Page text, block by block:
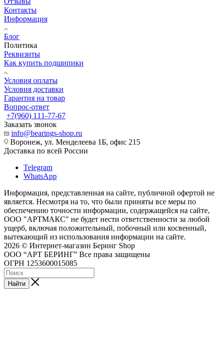
Контакты
Информация
Блог
Политика
Реквизиты
Как купить подшипики
Условия оплаты
Условия доставки
Гарантия на товар
Вопрос-ответ
+7(960) 111-77-67
Заказать звонок
info@bearings-shop.ru
Воронеж, ул. Менделеева 1Б, офис 215
Доставка по всей России
Telegram
WhatsApp
Информация, представленная на сайте, публичной офертой не
является. Несмотря на то, что были приняты все меры по
обеспечению точности информации, содержащейся на сайте,
ООО "АРТМАКС" не будет нести ответственности за любой
ущерб, включая положительный, побочный или косвенный,
вытекающий из использования информации на сайте.
2026 © Интернет-магазин Беринг Shop
ООО “АРТ БЕРИНГ” Все права защищены
ОГРН 1253600015085
Найти